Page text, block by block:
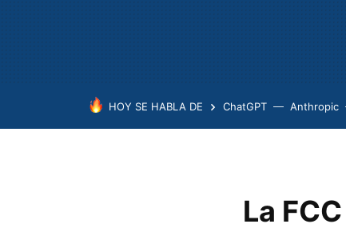
HOY SE HABLA DE ChatGPT Anthropic
La